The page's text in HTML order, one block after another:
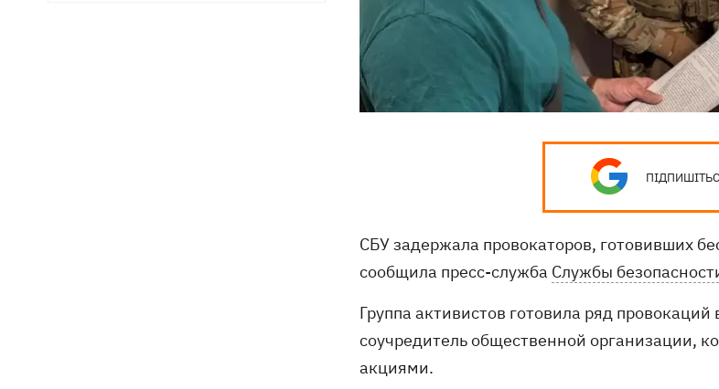
СБУ задержала провокаторов, готовивших
сообщила пресс-служба Службы
Группа активистов готовила ряд
соучредитель общественной организации,
акциями.